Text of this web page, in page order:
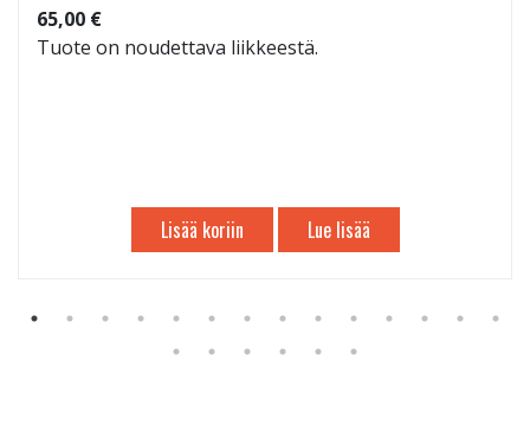
65,00 €
Tuote on noudettava liikkeestä.
Lisää koriin Lue lisää